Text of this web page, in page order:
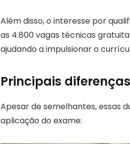
Além disso, o interesse por
as 4.800 vagas técnicas
ajudando a impulsionar o
Principais
Apesar de semelhantes, essas
aplicação do exame: